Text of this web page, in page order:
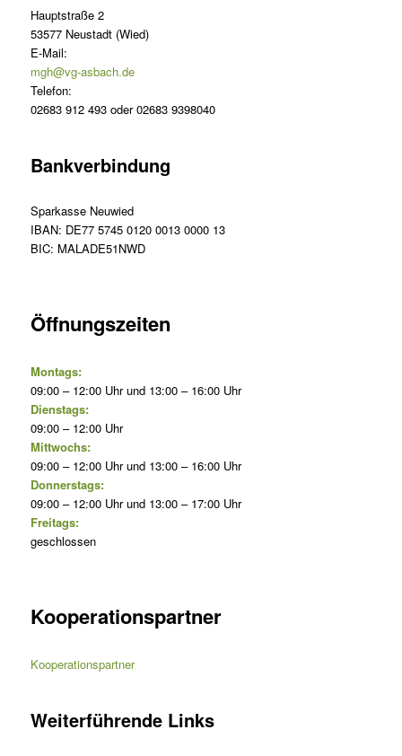
Hauptstraße 2
53577 Neustadt (Wied)
E-Mail:
mgh@vg-asbach.de
Telefon:
02683 912 493 oder 02683 9398040
Bankverbindung
Sparkasse Neuwied
IBAN: DE77 5745 0120 0013 0000 13
BIC: MALADE51NWD
Öffnungszeiten
Montags:
09:00 – 12:00 Uhr und 13:00 – 16:00 Uhr
Dienstags:
09:00 – 12:00 Uhr
Mittwochs:
09:00 – 12:00 Uhr und 13:00 – 16:00 Uhr
Donnerstags:
09:00 – 12:00 Uhr und 13:00 – 17:00 Uhr
Freitags:
geschlossen
Kooperationspartner
Kooperationspartner
Weiterführende Links